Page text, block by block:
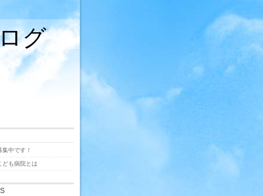
グ
中です！
ども病院とは